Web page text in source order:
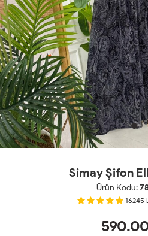
Simay Şifon
Ürün Kodu:
16245